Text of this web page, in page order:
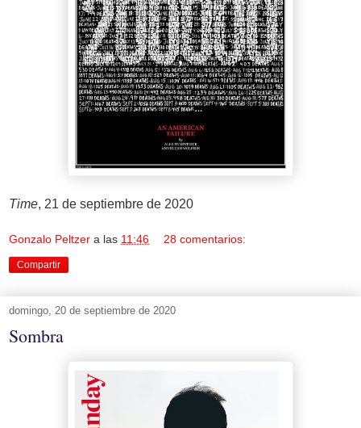
Time, 21 de septiembre de 2020
Gonzalo Peltzer a las 11:46 28 comentarios:
Compartir
domingo, 20 de septiembre de 2020
Sombra